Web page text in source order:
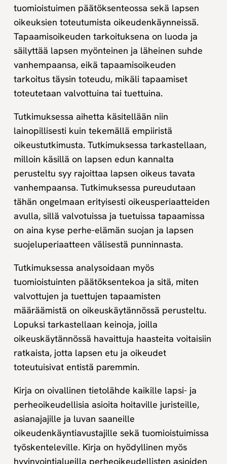
tuomioistuimen päätöksenteossa sekä lapsen
oikeuksien toteutumista oikeudenkäynneissä.
Tapaamisoikeuden tarkoituksena on luoda ja
säilyttää lapsen myönteinen ja läheinen suhde
vanhempaansa, eikä tapaamisoikeuden
tarkoitus täysin toteudu, mikäli tapaamiset
toteutetaan valvottuina tai tuettuina.
Tutkimuksessa aihetta käsitellään niin
lainopillisesti kuin tekemällä empiiristä
oikeustutkimusta. Tutkimuksessa tarkastellaan,
milloin käsillä on lapsen edun kannalta
perusteltu syy rajoittaa lapsen oikeus tavata
vanhempaansa. Tutkimuksessa pureudutaan
tähän ongelmaan erityisesti oikeusperiaatteiden
avulla, sillä valvotuissa ja tuetuissa tapaamissa
on aina kyse perhe-elämän suojan ja lapsen
suojeluperiaatteen välisestä punninnasta.
Tutkimuksessa analysoidaan myös
tuomioistuinten päätöksentekoa ja sitä, miten
valvottujen ja tuettujen tapaamisten
määräämistä on oikeuskäytännössä perusteltu.
Lopuksi tarkastellaan keinoja, joilla
oikeuskäytännössä havaittuja haasteita voitaisiin
ratkaista, jotta lapsen etu ja oikeudet
toteutuisivat entistä paremmin.
Kirja on oivallinen tietolähde kaikille lapsi- ja
perheoikeudellisia asioita hoitaville juristeille,
asianajajille ja luvan saaneille
oikeudenkäyntiavustajille sekä tuomioistuimissa
työskenteleville. Kirja on hyödyllinen myös
hyvinvointialueilla perheoikeudellisten asioiden